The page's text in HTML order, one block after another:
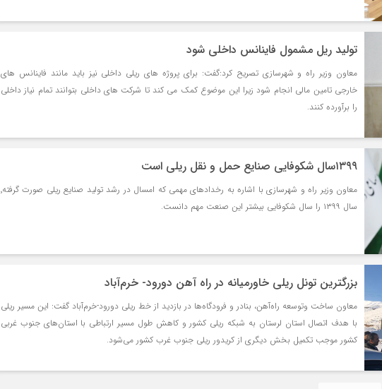
تولید ریل مشمول فاینانس داخلی شود
معاون وزیر راه و شهرسازی تصریح کرد:گفت: برای پروژه های ریلی داخلی نیز باید مانند فاینانس های
خارجی تامین مالی انجام شود زیرا این موضوع کمک می کند تا شرکت های داخلی بتوانند تمام نیاز داخلی
را برآورده کنند.
۱۳۹۹سال شکوفایی صنایع حمل و نقل ریلی است
معاون وزیر راه و شهرسازی با اشاره به رخدادهای مهمی که امسال در رشد تولید صنایع ریلی صورت گرفته٬
سال ۱۳۹۹ را سال شکوفایی بیشتر این صنعت مهم دانست.
بزرگترین تونل ریلی خاورمیانه در راه آهن دورود- خرم‌آباد
معاون ساخت وتوسعه راه‌آهن، بنادر و فرودگاه‌ها در بازدید از خط ریلی دورود-خرم‌آباد گفت: این مسیر ریلی
با هدف اتصال استان لرستان به شبکه ریلی کشور و کاهش طول مسیر ارتباطی با استان‌های جنوب غربی
کشور موجب تکمیل بخش دیگری از کریدور ریلی جنوب غرب کشور می‌شود.